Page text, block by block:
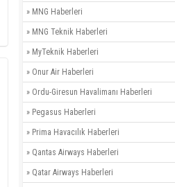
» MNG Haberleri
» MNG Teknik Haberleri
» MyTeknik Haberleri
» Onur Air Haberleri
» Ordu-Giresun Havalimanı Haberleri
» Pegasus Haberleri
» Prima Havacılık Haberleri
» Qantas Airways Haberleri
» Qatar Airways Haberleri